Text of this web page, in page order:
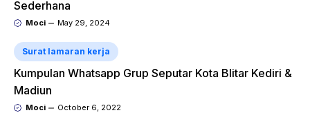
Sederhana
Moci May 29, 2024
Surat lamaran kerja
Kumpulan Whatsapp Grup Seputar Kota Blitar Kediri &
Madiun
Moci October 6, 2022